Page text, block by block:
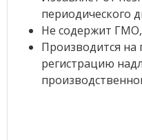
периодического
Не содержит
Производится
регистрацию